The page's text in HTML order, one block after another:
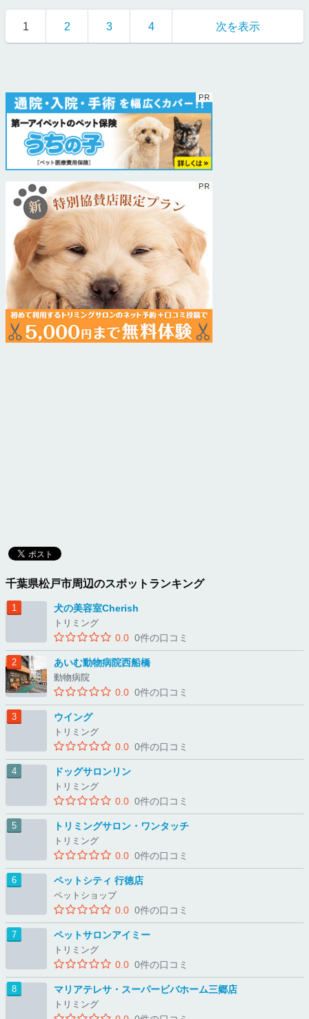
1 2 3 4 次を表示
千葉県松戸市周辺のスポットランキング
犬の美容室Cherish
トリミング
0.0 0件の口コミ
あいむ動物病院西船橋
動物病院
0.0 0件の口コミ
ウイング
トリミング
0.0 0件の口コミ
ドッグサロンリン
トリミング
0.0 0件の口コミ
トリミングサロン・ワンタッチ
トリミング
0.0 0件の口コミ
ペットシティ 行徳店
ペットショップ
0.0 0件の口コミ
ペットサロンアイミー
トリミング
0.0 0件の口コミ
マリアテレサ・スーパービバホーム三郷店
トリミング